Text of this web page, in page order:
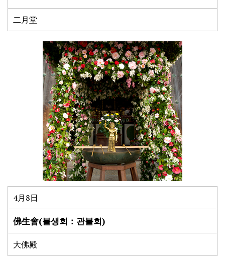
二月堂
4月8日
佛生會(불생회：관불회)
大佛殿